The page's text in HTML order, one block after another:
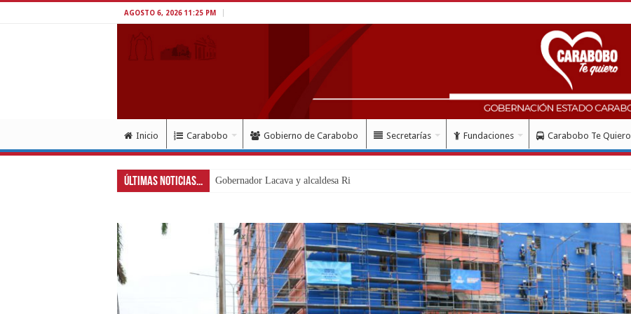
AGOSTO 6, 2026 11:25 PM
Inicio Carabobo Gobierno de Carabobo Secretarías Fundaciones Carabobo Te Quiero
Últimas Noticias... Gobernador Lacava y alcaldesa Riera supervisaron avances de reconstrucción de viviendas en Juan